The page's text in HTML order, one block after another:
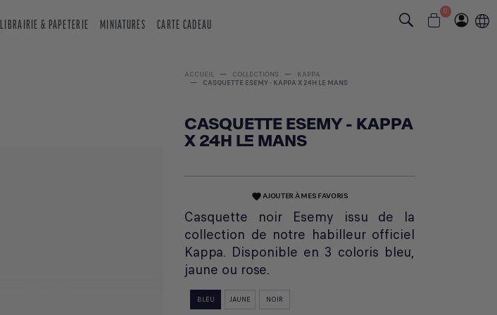
LIBRAIRIE & PAPETERIE MINIATURES CARTE CADEAU
0
ACCUEIL COLLECTIONS
KAPPA
CASQUETTE ESEMY - KAPPA X 24H LE MANS
CASQUETTE ESEMY - KAPPA
X 24H LE MANS
favoriteAJOUTER À MES FAVORIS
Casquette noir Esemy issu de la
collection de notre habilleur officiel
Kappa. Disponible en 3 coloris bleu,
jaune ou rose.
BLEU JAUNE NOIR